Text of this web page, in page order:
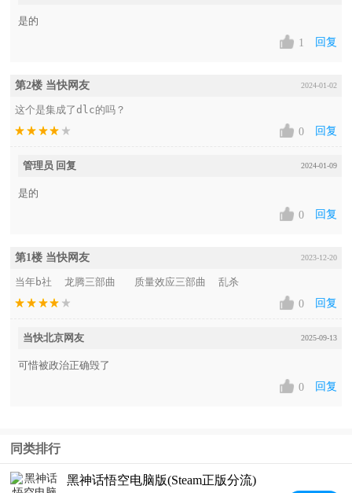
是的
1
回复
第2楼 当快网友 2024-01-02
这个是集成了dlc的吗？
0
回复
管理员 回复 2024-01-09
是的
0
回复
第1楼 当快网友 2023-12-20
当年b社  龙腾三部曲   质量效应三部曲  乱杀
0
回复
当快北京网友 2025-09-13
可惜被政治正确毁了
0
回复
同类排行
黑神话悟空电脑版(Steam正版分流)